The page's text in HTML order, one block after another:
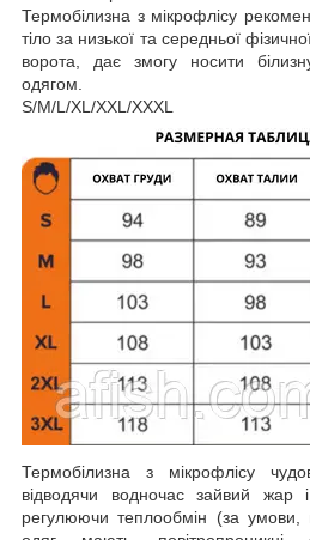
Термобілизна з мікрофлісу
тіло за низької та середньої
ворота, дає змогу носити
одягом.
S/M/L/XL/XXL/XXXL
Термобілизна з мікрофлісу
відводячи водночас зайвий жар
регулюючи теплообмін (за